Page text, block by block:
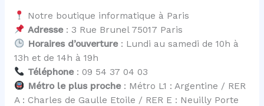
Notre boutique informatique à Paris
Adresse: 3 Rue Brunel 75017 Paris
Horaires d’ouverture: Lundi au samedi de 10h à
13h et de 14h à 19h
Téléphone: 09 54 37 04 03
Métro le plus proche: Métro L1 : Argentine / RER
A : Charles de Gaulle Etoile / RER E : Neuilly Porte